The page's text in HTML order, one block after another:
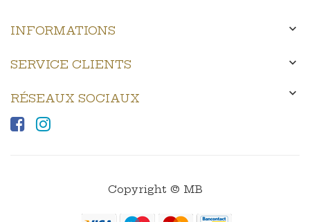
INFORMATIONS 
SERVICE CLIENTS 
RÉSEAUX SOCIAUX 
Copyright © MB